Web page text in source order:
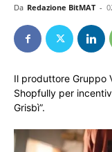
Da Redazione BitMAT -
Il produttore Gruppo
Shopfully per
Grisbì”.